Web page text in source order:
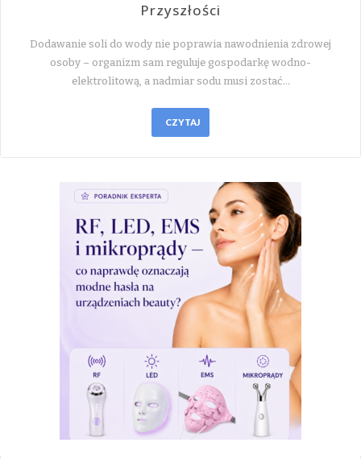
Przyszłości
Dodawanie soli do wody nie poprawia nawodnienia zdrowej
osoby – organizm sam reguluje gospodarkę wodno-
elektrolitową, a nadmiar sodu musi zostać…
CZYTAJ